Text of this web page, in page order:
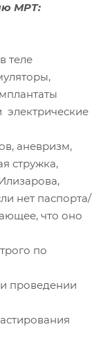
МРТ:
теле
электрические
аневризм,
стружка,
нет паспорта/
что оно
по
проведении